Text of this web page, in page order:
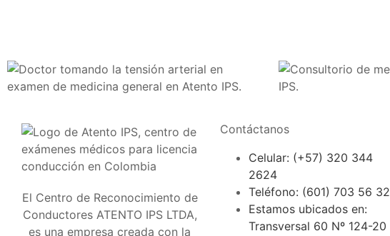
El Centro de Reconocimiento de
Conductores ATENTO IPS LTDA,
es una empresa creada con la
Contáctanos
Celular: (+57) 320 344
2624
Teléfono: (601) 703 56 32
Estamos ubicados en:
Transversal 60 Nº 124-20